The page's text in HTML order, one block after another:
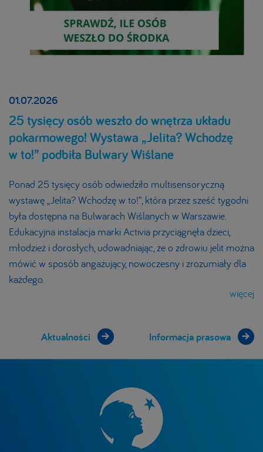
01.07.2026
25 tysięcy osób weszło do wnętrza układu
pokarmowego! Wystawa „Jelita? Wchodzę
w to!” podbiła Bulwary Wiślane
Ponad 25 tysięcy osób odwiedziło multisensoryczną
wystawę „Jelita? Wchodzę w to!”, która przez sześć tygodni
była dostępna na Bulwarach Wiślanych w Warszawie.
Edukacyjna instalacja marki Activia przyciągnęła dzieci,
młodzież i dorosłych, udowadniając, że o zdrowiu jelit można
mówić w sposób angażujący, nowoczesny i zrozumiały dla
każdego.
więcej
Aktualności Informacja prasowa